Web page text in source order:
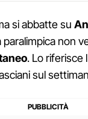
si abbatte su
non
. Lo riferisce
sul